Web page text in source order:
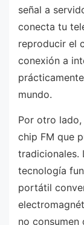
señal a
conecta tu
reproducir el
conexión a
mundo.
Por otro
chip FM que
tradicionales.
tecnología
portátil
no consumen